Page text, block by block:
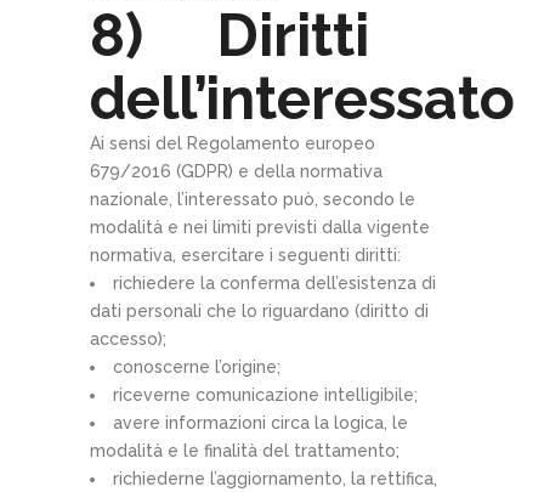
8) Diritti
dell’interessato
Ai sensi del Regolamento europeo
679/2016 (GDPR) e della normativa
nazionale, l’interessato può, secondo le
modalità e nei limiti previsti dalla vigente
normativa, esercitare i seguenti diritti:
richiedere la conferma dell’esistenza di
dati personali che lo riguardano (diritto di
accesso);
conoscerne l’origine;
riceverne comunicazione intelligibile;
avere informazioni circa la logica, le
modalità e le finalità del trattamento;
richiederne l’aggiornamento, la rettifica,